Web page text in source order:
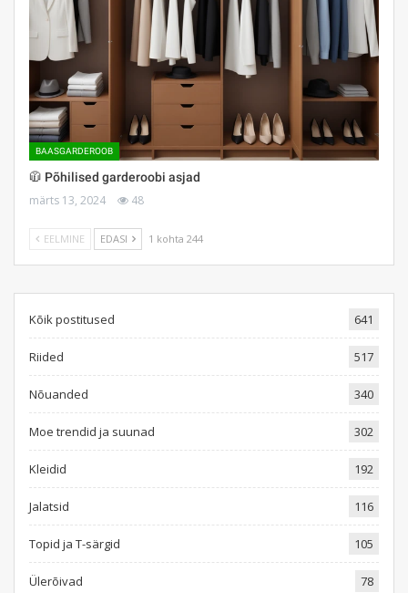
BAASGARDEROOB
🧥 Põhilised garderoobi asjad
märts 13, 2024 48
EELMINE EDASI 1 kohta 244
Kõik postitused 641
Riided 517
Nõuanded 340
Moe trendid ja suunad 302
Kleidid 192
Jalatsid 116
Topid ja T-särgid 105
Ülerõivad 78